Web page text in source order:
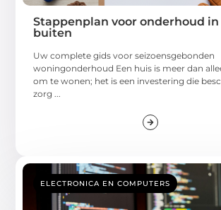
Stappenplan voor onderhoud in
buiten
Uw complete gids voor seizoensgebonden
woningonderhoud Een huis is meer dan
om te wonen; het is een investering die
zorg ...
ELECTRONICA EN COMPUTERS